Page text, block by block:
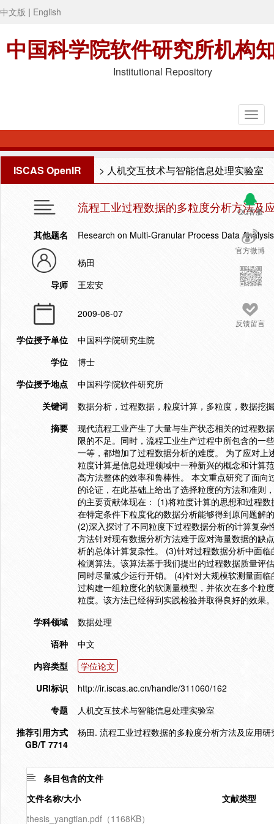
中文版 | English
中国科学院软件研究所机构
Institutional Repository
ISCAS OpenIR > 人机交互技术与智能信息处理实验室
QQ客服
官方微博
反馈留言
流程工业过程数据的多粒度分析方法及
其他题名 Research on Multi-Granular Process Data
杨田
导师
王宏安
2009-06-07
学位授予单位
中国科学院研究生院
学位
博士
学位授予地点
中国科学院软件研究所
关键词
数据分析，过程数据，粒度计算，多粒度，数据挖掘
摘要
现代流程工业产生了大量与生产状态相关的过程数
限的不足。同时，流程工业生产过程中所包含的一
一等，都增加了过程数据分析的难度。 为了应对
粒度计算是信息处理领域中一种新兴的概念和计算
高方法整体的效率和鲁棒性。 本文重点研究了面
的论证，在此基础上给出了选择粒度的方法和准则
的主要贡献体现在： (1)将粒度计算的思想和过程
在特定条件下粒度化的数据分析能够得到原问题解
(2)深入探讨了不同粒度下过程数据分析的计算复
方法针对现有数据分析方法难于应对海量数据的缺
析的总体计算复杂性。 (3)针对过程数据分析中面
检测算法。该算法基于我们提出的过程数据质量评
同时尽量减少运行开销。 (4)针对大规模软测量面
过构建一组粒度化的软测量模型，并依次在多个粒
粒度。该方法已经得到实践检验并取得良好的效果。
学科领域
数据处理
语种
中文
内容类型
学位论文
URI标识
http://ir.iscas.ac.cn/handle/311060/162
专题
人机交互技术与智能信息处理实验室
推荐引用方式
GB/T 7714
杨田. 流程工业过程数据的多粒度分析方法及应用
条目包含的文件
文件名称/大小
文献类型
thesis_yangtian.pdf（1168KB）